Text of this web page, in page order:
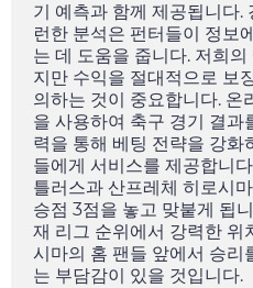
기 예측과 함께 제공됩니다.
런한 분석은 펀터들이 정보
는 데 도움을 줍니다. 저희
지만 수익을 절대적으로 보
의하는 것이 중요합니다. 온
을 사용하여 축구 경기 결과
력을 통해 베팅 전략을 강
들에게 서비스를 제공합니
틀러스과 산프레체 히로시
승점 3점을 놓고 맞붙게 됩
재 리그 순위에서 강력한 위
시마의 홈 팬들 앞에서 승리
는 부담감이 있을 것입니다.